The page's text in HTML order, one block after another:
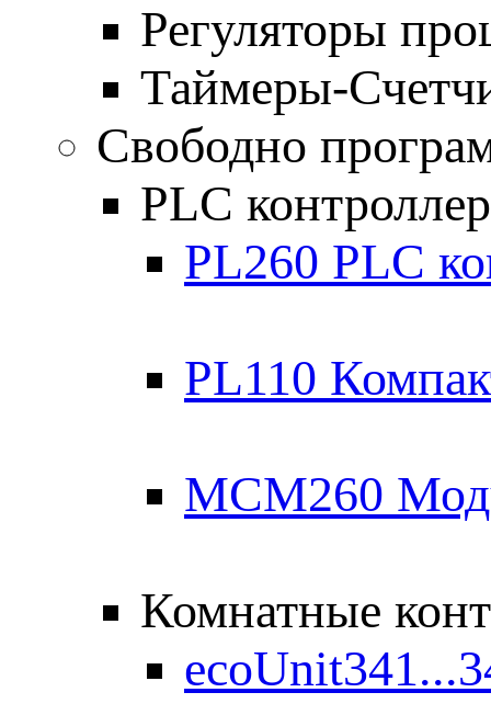
Регуляторы
Таймеры-
Свободно
PLC
PL260 PLC
PL110
MCM260
Комнатные